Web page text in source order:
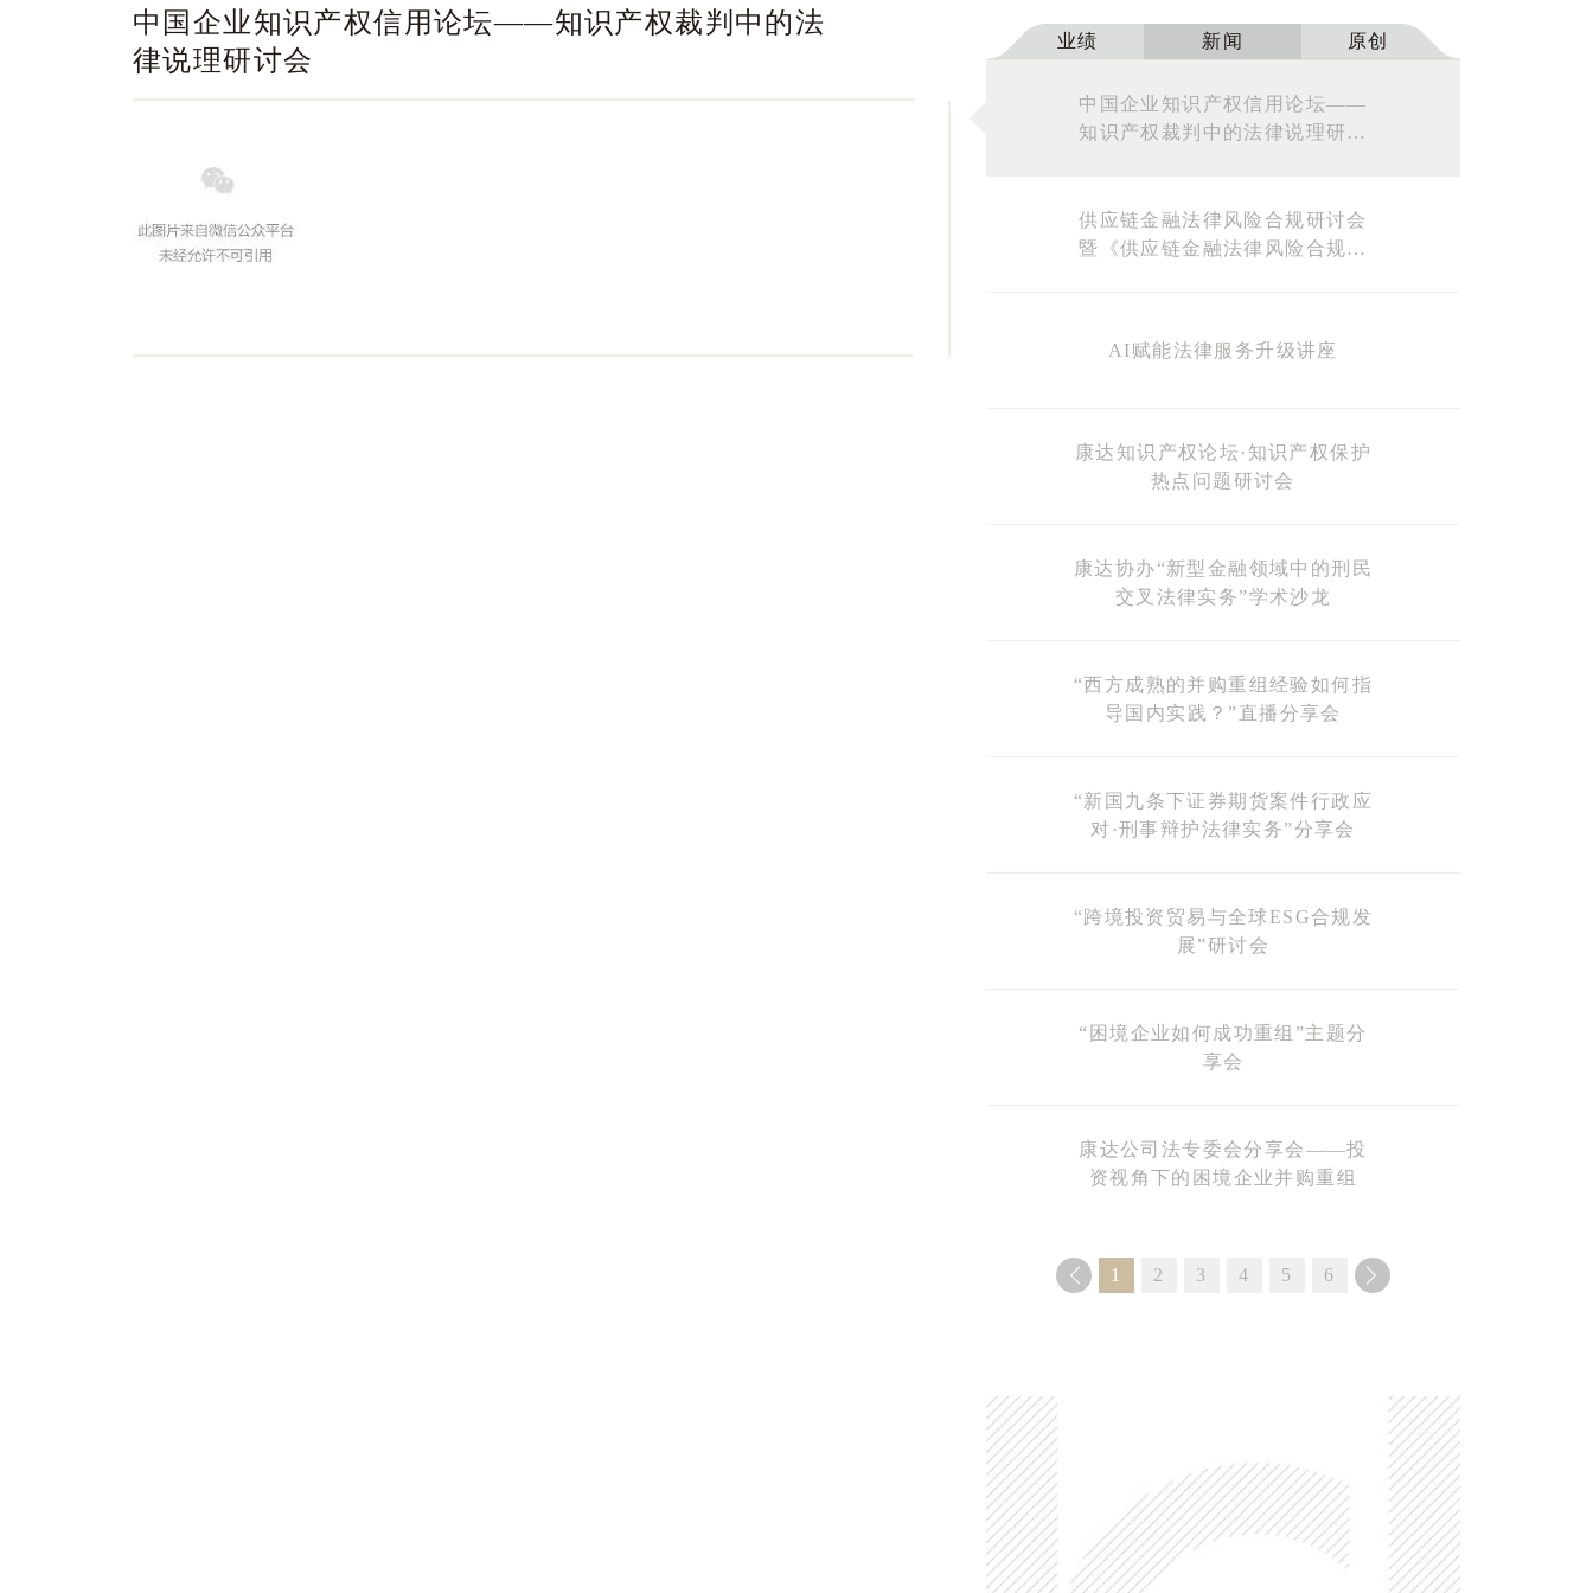
中国企业知识产权信用论坛——知识产权裁判中的法
律说理研讨会
业绩 新闻 原创
中国企业知识产权信用论坛——
知识产权裁判中的法律说理研讨
供应链金融法律风险合规研讨会
暨《供应链金融法律风险合规与
AI赋能法律服务升级讲座
康达知识产权论坛·知识产权保护
热点问题研讨会
康达协办“新型金融领域中的刑民
交叉法律实务”学术沙龙
“西方成熟的并购重组经验如何指
导国内实践？”直播分享会
“新国九条下证券期货案件行政应
对·刑事辩护法律实务”分享会
“跨境投资贸易与全球ESG合规发
展”研讨会
“困境企业如何成功重组”主题分
享会
康达公司法专委会分享会——投
资视角下的困境企业并购重组
1 2 3 4 5 6